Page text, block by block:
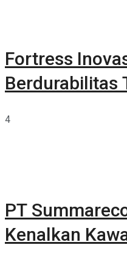
Fortress
Berdurabilitas
4
PT
Kenalkan